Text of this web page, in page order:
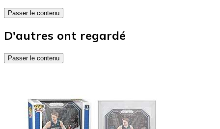
Passer le contenu
D'autres ont regardé
Passer le contenu